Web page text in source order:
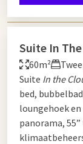
Suite In
60m²
Suite In the
bed,
loungehoek
panorama,